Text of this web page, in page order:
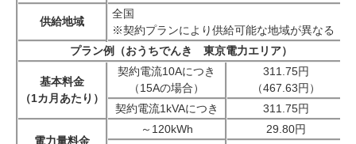
供給地域
全国
※契約プランにより供給可能な地域が異なる
プラン例（おうちでんき 東京電力エリア）
基本料金
（1カ月あたり）
契約電流10Aにつき
（15Aの場合）
311.75円
（467.63円）
契約電流1kVAにつき
311.75円
電力量料金
～120kWh
29.80円